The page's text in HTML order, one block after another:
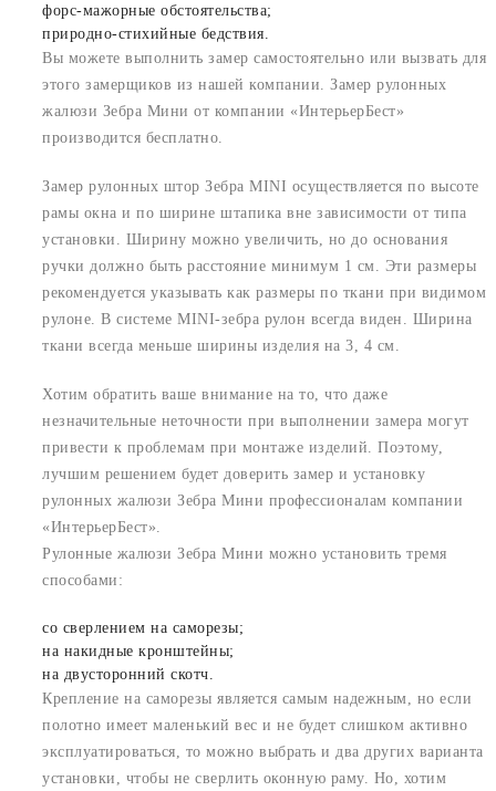
форс-мажорные обстоятельства;
природно-стихийные бедствия.
Вы можете выполнить замер самостоятельно или вызвать для
этого замерщиков из нашей компании. Замер рулонных
жалюзи Зебра Мини от компании «ИнтерьерБест»
производится бесплатно.
Замер рулонных штор Зебра MINI осуществляется по высоте
рамы окна и по ширине штапика вне зависимости от типа
установки. Ширину можно увеличить, но до основания
ручки должно быть расстояние минимум 1 см. Эти размеры
рекомендуется указывать как размеры по ткани при видимом
рулоне. В системе MINI-зебра рулон всегда виден. Ширина
ткани всегда меньше ширины изделия на 3, 4 см.
Хотим обратить ваше внимание на то, что даже
незначительные неточности при выполнении замера могут
привести к проблемам при монтаже изделий. Поэтому,
лучшим решением будет доверить замер и установку
рулонных жалюзи Зебра Мини профессионалам компании
«ИнтерьерБест».
Рулонные жалюзи Зебра Мини можно установить тремя
способами:
со сверлением на саморезы;
на накидные кронштейны;
на двусторонний скотч.
Крепление на саморезы является самым надежным, но если
полотно имеет маленький вес и не будет слишком активно
эксплуатироваться, то можно выбрать и два других варианта
установки, чтобы не сверлить оконную раму. Но, хотим